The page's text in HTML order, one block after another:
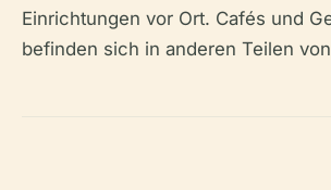
Einrichtungen vor Ort. Cafés und
befinden sich in anderen Teilen